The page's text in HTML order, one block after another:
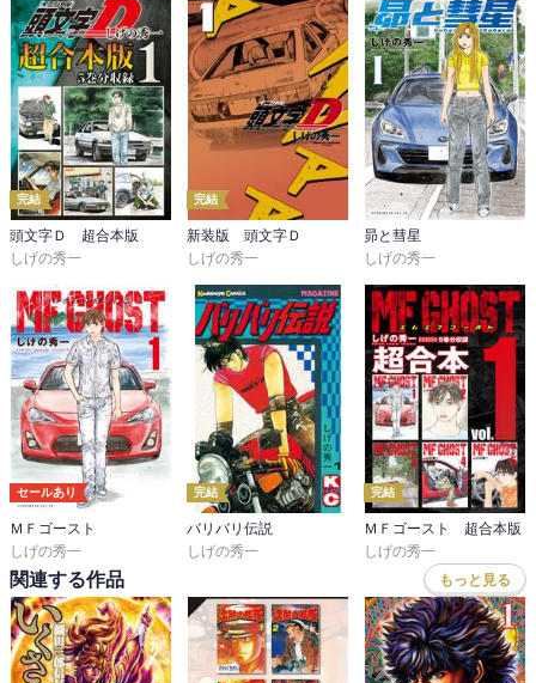
完結
頭文字Ｄ 超合本版
しげの秀一
完結
新装版 頭文字Ｄ
しげの秀一
昴と彗星
しげの秀一
セールあり
ＭＦゴースト
しげの秀一
完結
バリバリ伝説
しげの秀一
完結
ＭＦゴースト 超合本版
しげの秀一
関連する作品 もっと見る